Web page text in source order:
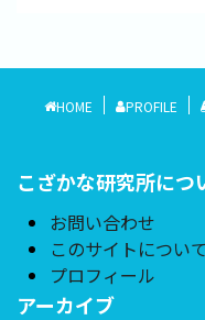
HOME PROFILE
こざかな研究所につ
お問い合わせ
このサイトについて
プロフィール
アーカイブ